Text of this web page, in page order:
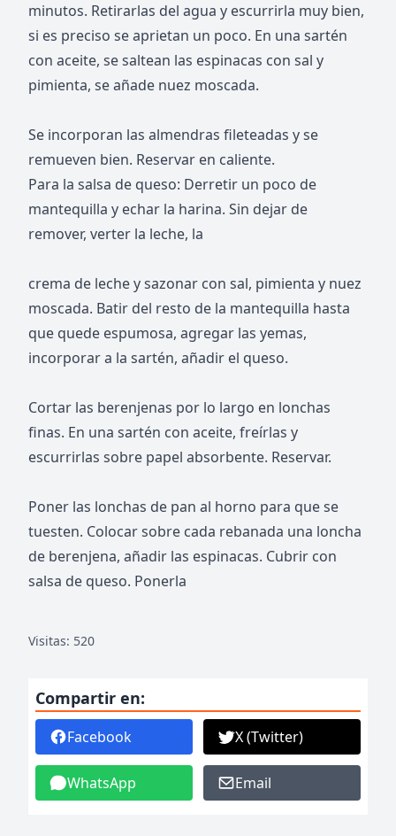
minutos. Retirarlas del agua y escurrirla muy bien,
si es preciso se aprietan un poco. En una sartén
con aceite, se saltean las espinacas con sal y
pimienta, se añade nuez moscada.
Se incorporan las almendras fileteadas y se
remueven bien. Reservar en caliente.
Para la salsa de queso: Derretir un poco de
mantequilla y echar la harina. Sin dejar de
remover, verter la leche, la
crema de leche y sazonar con sal, pimienta y nuez
moscada. Batir del resto de la mantequilla hasta
que quede espumosa, agregar las yemas,
incorporar a la sartén, añadir el queso.
Cortar las berenjenas por lo largo en lonchas
finas. En una sartén con aceite, freírlas y
escurrirlas sobre papel absorbente. Reservar.
Poner las lonchas de pan al horno para que se
tuesten. Colocar sobre cada rebanada una loncha
de berenjena, añadir las espinacas. Cubrir con
salsa de queso. Ponerla
Visitas: 520
Compartir en:
Facebook X (Twitter)
WhatsApp Email